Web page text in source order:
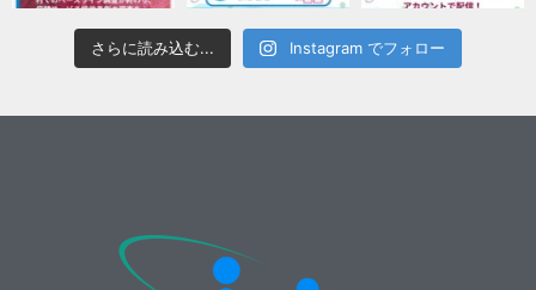
さらに読み込む... Instagram でフォロー